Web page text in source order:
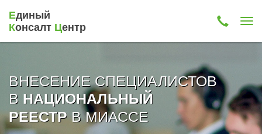
Единый
Консалт Центр
ВНЕСЕНИЕ СПЕЦИАЛИСТОВ
В НАЦИОНАЛЬНЫЙ
РЕЕСТРВ МИАССЕ